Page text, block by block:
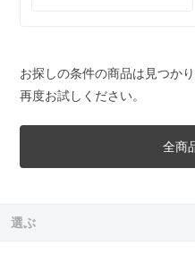
お探しの条件の商品は見つか
再度お試しください。
全商
選ぶ